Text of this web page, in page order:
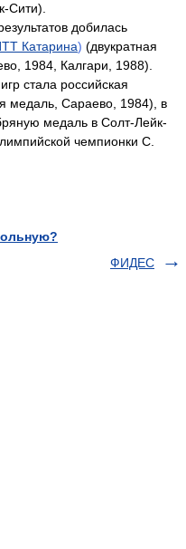
Сити).
добилась
Катарина) (двукратная
1984, Калгари, 1988).
стала российская
медаль, Сараево, 1984), в
медаль в Солт-Лейк-
чемпионки С.
ФИДЕС